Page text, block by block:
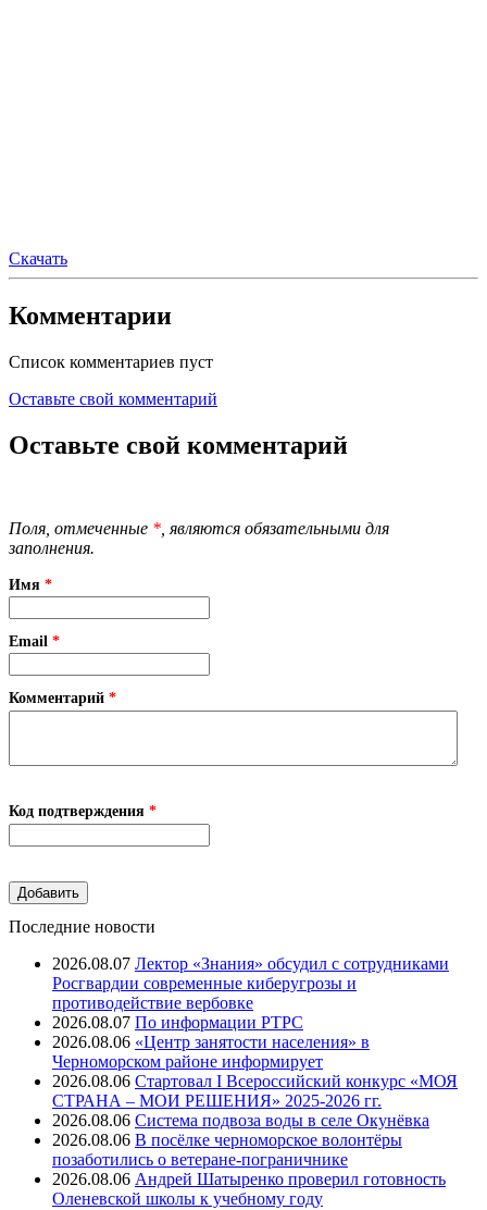
Скачать
Комментарии
Список комментариев пуст
Оставьте свой комментарий
Оставьте свой комментарий
Поля, отмеченные * , являются обязательными для
заполнения.
Имя *
Email *
Комментарий *
Код подтверждения *
Последние новости
2026.08.07 Лектор «Знания» обсудил с сотрудниками
Росгвардии современные киберугрозы и
противодействие вербовке
2026.08.07 ⁠По информации РТРС
2026.08.06 «Центр занятости населения» в
Черноморском районе информирует
2026.08.06 Стартовал I Всероссийский конкурс «МОЯ
СТРАНА – МОИ РЕШЕНИЯ» 2025-2026 гг.
2026.08.06 Система подвоза воды в селе Окунёвка
2026.08.06 В посёлке черноморское волонтёры
позаботились о ветеране-пограничнике
2026.08.06 Андрей Шатыренко проверил готовность
Оленевской школы к учебному году